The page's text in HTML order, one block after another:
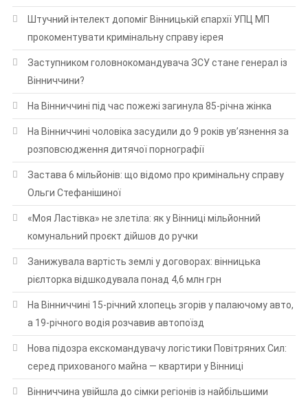
Штучний інтелект допоміг Вінницькій єпархії УПЦ МП
прокоментувати кримінальну справу ієрея
Заступником головнокомандувача ЗСУ стане генерал із
Вінниччини?
На Вінниччині під час пожежі загинула 85-річна жінка
На Вінниччині чоловіка засудили до 9 років ув’язнення за
розповсюдження дитячої порнографії
Застава 6 мільйонів: що відомо про кримінальну справу
Ольги Стефанішиної
«Моя Ластівка» не злетіла: як у Вінниці мільйонний
комунальний проєкт дійшов до ручки
Занижувала вартість землі у договорах: вінницька
рієлторка відшкодувала понад 4,6 млн грн
На Вінниччині 15-річний хлопець згорів у палаючому авто,
а 19-річного водія розчавив автопоїзд
Нова підозра екскомандувачу логістики Повітряних Сил:
серед прихованого майна — квартири у Вінниці
Вінниччина увійшла до сімки регіонів із найбільшими